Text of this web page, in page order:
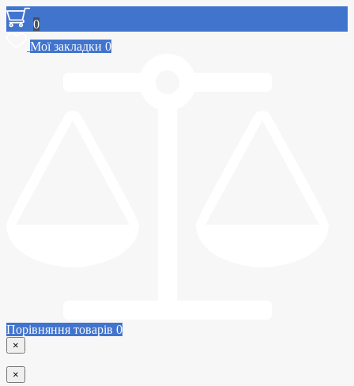
0
Мої закладки 0
Порівняння товарів 0
×
×